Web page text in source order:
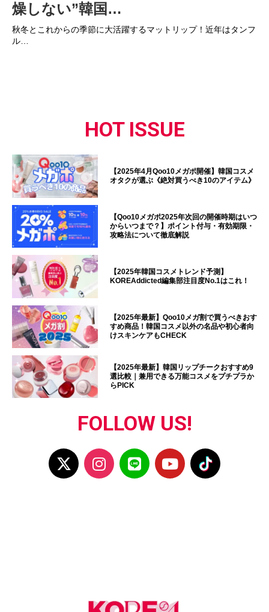
燥しない”韓国…
秋冬とこれからの季節に大活躍するマットリップ！近年はタンフ
ル…
HOT ISSUE
【2025年4月Qoo10メガポ開催】韓国コスメ
オタクが選ぶ《絶対買うべき10のアイテム》
【Qoo10メガポ2025年次回の開催時期はいつ
からいつまで？】ポイント付与・有効期限・
攻略法について徹底解説
【2025年韓国コスメトレンド予測】
KOREAddicted編集部注目度No.1はこれ！
【2025年最新】Qoo10メガ割で買うべきおす
すめ商品！韓国コスメ以外の名品や初心者向
けスキンケアもCHECK
【2025年最新】韓国リップチークおすすめ9
選比較｜兼用できる万能コスメをプチプラか
らPICK
FOLLOW US!